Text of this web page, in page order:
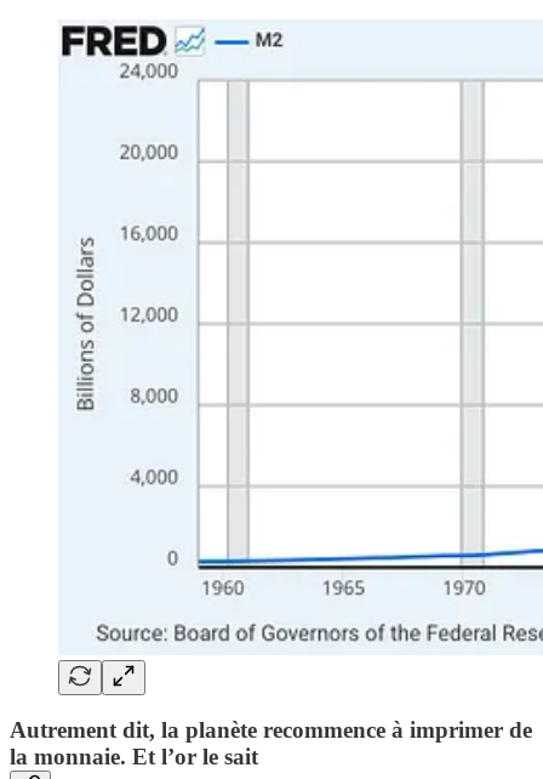
Autrement dit, la planète recommence à imprimer de
la monnaie. Et l’or le sait